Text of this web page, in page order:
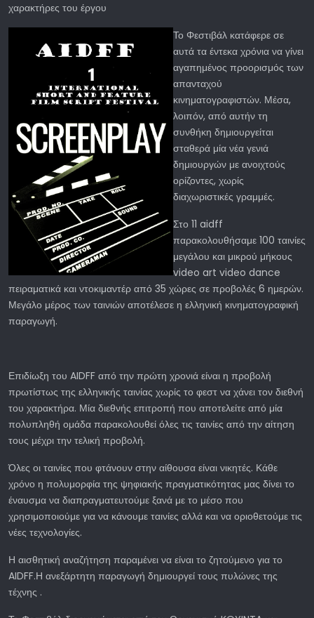
χαρακτήρες του έργου
Το Φεστιβάλ κατάφερε σε
αυτά τα έντεκα χρόνια να γίνει
αγαπημένος προορισμός των
απανταχού
κινηματογραφιστών. Μέσα,
λοιπόν, από αυτήν τη
συνθήκη δημιουργείται
σταθερά μία νέα γενιά
δημιουργών με ανοιχτούς
ορίζοντες, χωρίς
διαχωριστικές γραμμές.
Στο 11 aidff
παρακολουθήσαμε 100 ταινίες
μεγάλου και μικρού μήκους
video art video dance
πειραματικά και ντοκιμαντέρ από 35 χώρες σε προβολές 6 ημερών.
Μεγάλο μέρος των ταινιών αποτέλεσε η ελληνική κινηματογραφική
παραγωγή.
Επιδίωξη του AIDFF από την πρώτη χρονιά είναι η προβολή
πρωτίστως της ελληνικής ταινίας χωρίς το φεστ να χάνει τον διεθνή
του χαρακτήρα. Μία διεθνής επιτροπή που αποτελείτε από μία
πολυπληθή ομάδα παρακολουθεί όλες τις ταινίες από την αίτηση
τους μέχρι την τελική προβολή.
Όλες οι ταινίες που φτάνουν στην αίθουσα είναι νικητές. Κάθε
χρόνο η πολυμορφία της ψηφιακής πραγματικότητας μας δίνει το
έναυσμα να διαπραγματευτούμε ξανά με το μέσο που
χρησιμοποιούμε για να κάνουμε ταινίες αλλά και να οριοθετούμε τις
νέες τεχνολογίες.
Η αισθητική αναζήτηση παραμένει να είναι το ζητούμενο για το
AIDFF.Η ανεξάρτητη παραγωγή δημιουργεί τους πυλώνες της
τέχνης .